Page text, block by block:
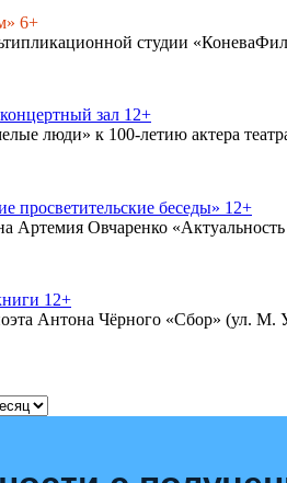
6+
студии
зал 12+
люди» к 100-летию актера
просветительские беседы» 12+
Артемия Овчаренко
12+
Антона Чёрного «Сбор» (ул. М.